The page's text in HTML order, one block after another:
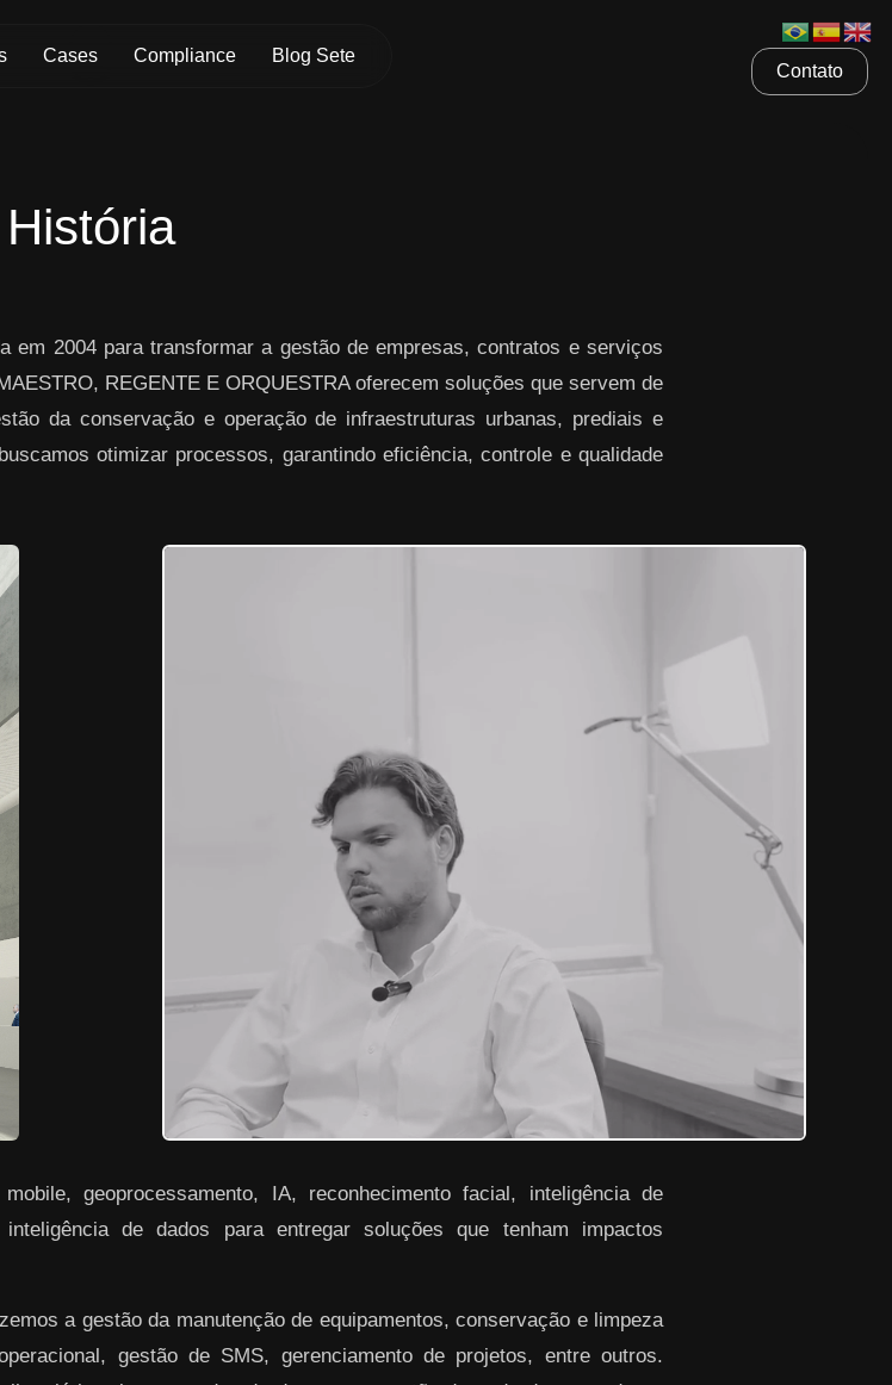
Cases Compliance Blog Sete
Contato
História
em 2004 para transformar a gestão de empresas, contratos e serviços
REGENTE E ORQUESTRA oferecem soluções que servem de
da conservação e operação de infraestruturas urbanas, prediais e
otimizar processos, garantindo eficiência, controle e qualidade
geoprocessamento, IA, reconhecimento facial, inteligência de
de dados para entregar soluções que tenham impactos
a gestão da manutenção de equipamentos, conservação e limpeza
gestão de SMS, gerenciamento de projetos, entre outros.